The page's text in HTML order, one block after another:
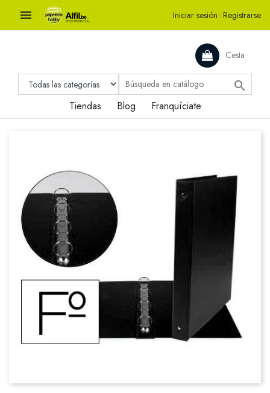
 Iniciar sesión · Registrarse
Cesta

Tiendas Blog Franquíciate